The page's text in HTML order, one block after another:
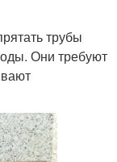
трубы
Они требуют